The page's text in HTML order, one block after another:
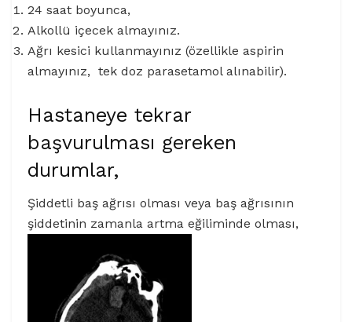
24 saat boyunca,
Alkollü içecek almayınız.
Ağrı kesici kullanmayınız (özellikle aspirin
almayınız, tek doz parasetamol alınabilir).
Hastaneye tekrar
başvurulması gereken
durumlar,
Şiddetli baş ağrısı olması veya baş ağrısının
şiddetinin zamanla artma eğiliminde olması,